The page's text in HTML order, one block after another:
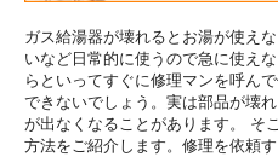
ガス給湯器が壊れるとお湯が使え
いなど日常的に使うので急に使え
らといってすぐに修理マンを呼ん
できないでしょう。実は部品が壊
が出なくなることがあります。 そ
方法をご紹介します。修理を依頼